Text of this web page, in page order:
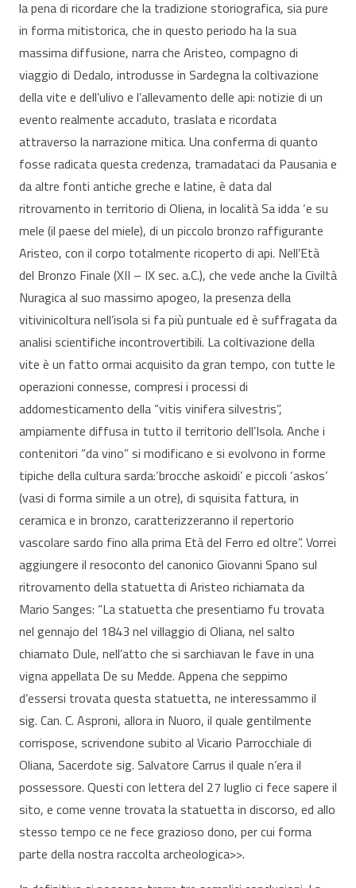
la pena di ricordare che la tradizione storiografica, sia pure
in forma mitistorica, che in questo periodo ha la sua
massima diffusione, narra che Aristeo, compagno di
viaggio di Dedalo, introdusse in Sardegna la coltivazione
della vite e dell’ulivo e l’allevamento delle api: notizie di un
evento realmente accaduto, traslata e ricordata
attraverso la narrazione mitica. Una conferma di quanto
fosse radicata questa credenza, tramadataci da Pausania e
da altre fonti antiche greche e latine, è data dal
ritrovamento in territorio di Oliena, in località Sa idda ‘e su
mele (il paese del miele), di un piccolo bronzo raffigurante
Aristeo, con il corpo totalmente ricoperto di api. Nell’Età
del Bronzo Finale (XII – IX sec. a.C.), che vede anche la Civiltà
Nuragica al suo massimo apogeo, la presenza della
vitivinicoltura nell’isola si fa più puntuale ed è suffragata da
analisi scientifiche incontrovertibili. La coltivazione della
vite è un fatto ormai acquisito da gran tempo, con tutte le
operazioni connesse, compresi i processi di
addomesticamento della “vitis vinifera silvestris”,
ampiamente diffusa in tutto il territorio dell’Isola. Anche i
contenitori “da vino” si modificano e si evolvono in forme
tipiche della cultura sarda:‘brocche askoidi’ e piccoli ‘askos’
(vasi di forma simile a un otre), di squisita fattura, in
ceramica e in bronzo, caratterizzeranno il repertorio
vascolare sardo fino alla prima Età del Ferro ed oltre”. Vorrei
aggiungere il resoconto del canonico Giovanni Spano sul
ritrovamento della statuetta di Aristeo richiamata da
Mario Sanges: “La statuetta che presentiamo fu trovata
nel gennajo del 1843 nel villaggio di Oliana, nel salto
chiamato Dule, nell’atto che si sarchiavan le fave in una
vigna appellata De su Medde. Appena che seppimo
d’essersi trovata questa statuetta, ne interessammo il
sig. Can. C. Asproni, allora in Nuoro, il quale gentilmente
corrispose, scrivendone subito al Vicario Parrocchiale di
Oliana, Sacerdote sig. Salvatore Carrus il quale n’era il
possessore. Questi con lettera del 27 luglio ci fece sapere il
sito, e come venne trovata la statuetta in discorso, ed allo
stesso tempo ce ne fece grazioso dono, per cui forma
parte della nostra raccolta archeologica>>.